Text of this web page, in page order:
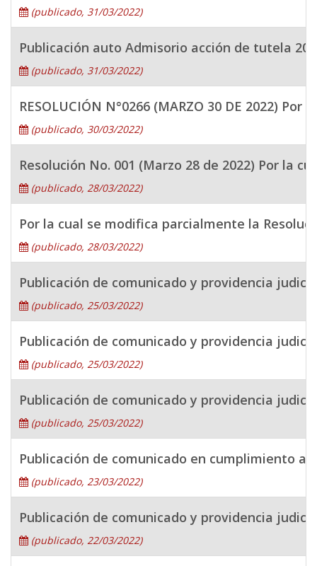
(publicado, 31/03/2022)
Publicación auto Admisorio acción de tutela
(publicado, 31/03/2022)
RESOLUCIÓN N°0266 (MARZO 30 DE 2022)
(publicado, 30/03/2022)
Resolución No. 001 (Marzo 28 de 2022) Por la
(publicado, 28/03/2022)
Por la cual se modifica parcialmente la
(publicado, 28/03/2022)
Publicación de comunicado y providencia
(publicado, 25/03/2022)
Publicación de comunicado y providencia
(publicado, 25/03/2022)
Publicación de comunicado y providencia
(publicado, 25/03/2022)
Publicación de comunicado en cumplimiento a
(publicado, 23/03/2022)
Publicación de comunicado y providencia
(publicado, 22/03/2022)